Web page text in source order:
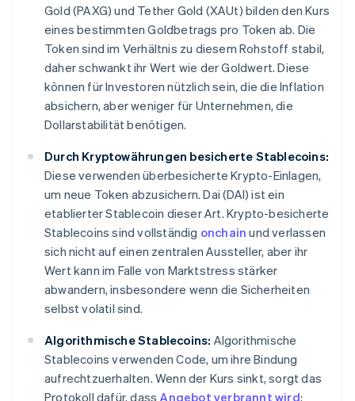
Gold (PAXG) und Tether Gold (XAUt) bilden den Kurs
eines bestimmten Goldbetrags pro Token ab. Die
Token sind im Verhältnis zu diesem Rohstoff stabil,
daher schwankt ihr Wert wie der Goldwert. Diese
können für Investoren nützlich sein, die die Inflation
absichern, aber weniger für Unternehmen, die
Dollarstabilität benötigen.
Durch Kryptowährungen besicherte Stablecoins:
Diese verwenden überbesicherte Krypto-Einlagen,
um neue Token abzusichern. Dai (DAI) ist ein
etablierter Stablecoin dieser Art. Krypto-besicherte
Stablecoins sind vollständig onchain und verlassen
sich nicht auf einen zentralen Aussteller, aber ihr
Wert kann im Falle von Marktstress stärker
abwandern, insbesondere wenn die Sicherheiten
selbst volatil sind.
Algorithmische Stablecoins: Algorithmische
Stablecoins verwenden Code, um ihre Bindung
aufrechtzuerhalten. Wenn der Kurs sinkt, sorgt das
Protokoll dafür, dassAngebot verbrannt wird;